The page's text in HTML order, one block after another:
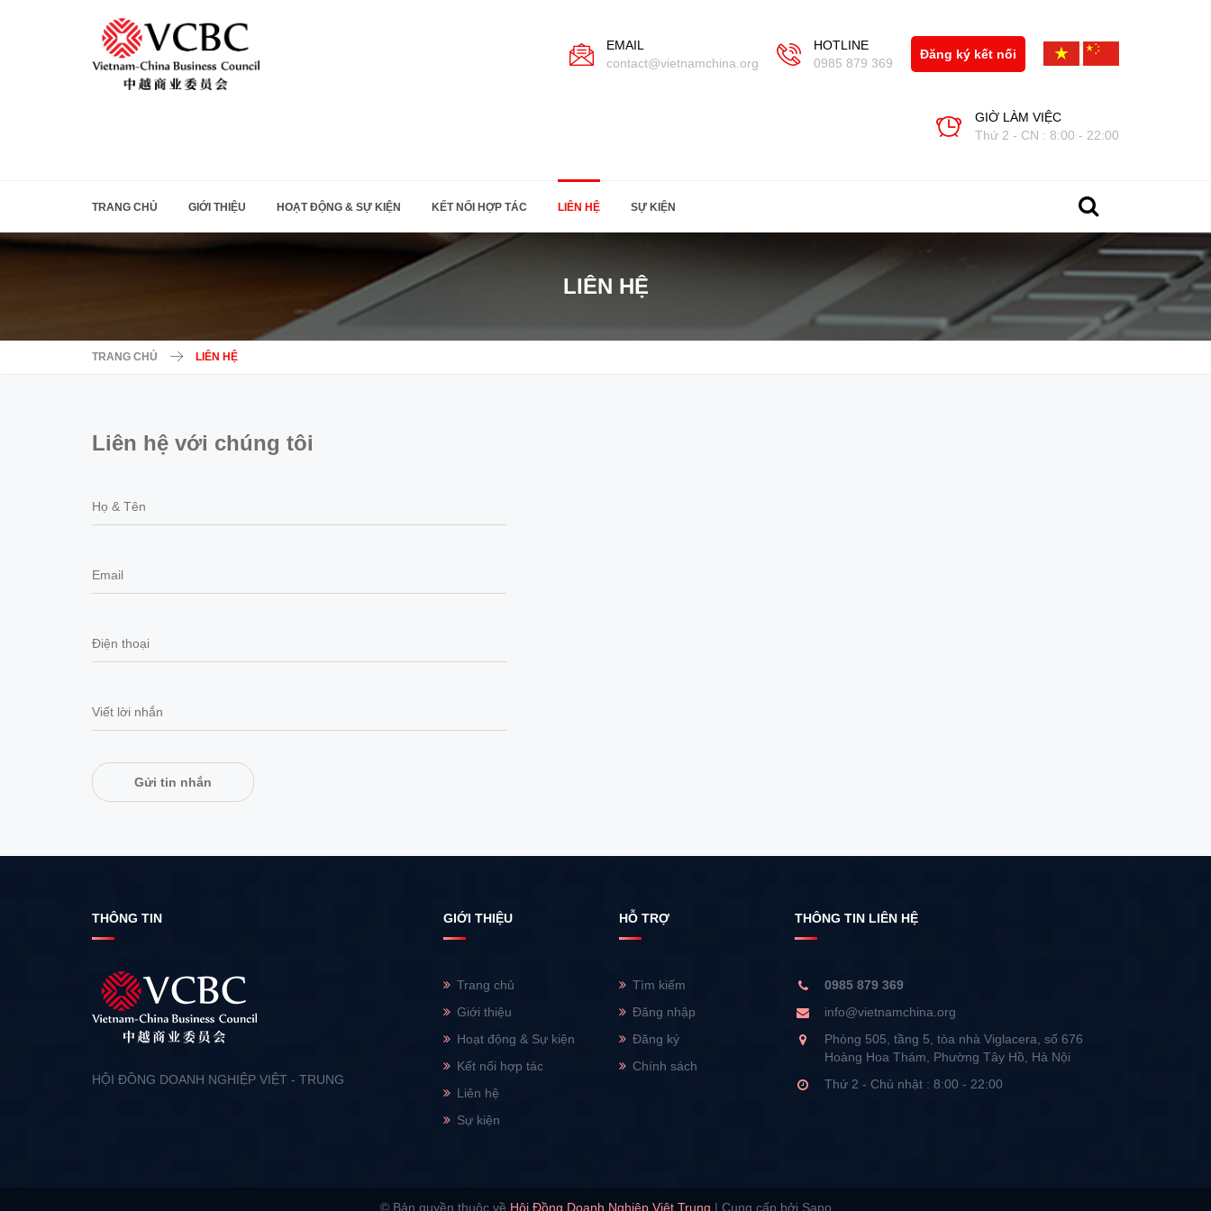
Đăng ký kết nối
HOTLINE
0985 879 369
EMAIL
contact@vietnamchina.org
GIỜ LÀM VIỆC
Thứ 2 - CN : 8:00 - 22:00
TRANG CHỦ GIỚI THIỆU HOẠT ĐỘNG & SỰ KIỆN KẾT NỐI HỢP TÁC LIÊN HỆ SỰ KIỆN
LIÊN HỆ
TRANG CHỦ LIÊN HỆ
Liên hệ với chúng tôi
Gửi tin nhắn
THÔNG TIN
HỘI ĐỒNG DOANH NGHIỆP VIỆT - TRUNG
GIỚI THIỆU
Trang chủ
Giới thiệu
Hoạt động & Sự kiện
Kết nối hợp tác
Liên hệ
Sự kiện
HỖ TRỢ
Tìm kiếm
Đăng nhập
Đăng ký
Chính sách
THÔNG TIN LIÊN HỆ
0985 879 369
info@vietnamchina.org
Phòng 505, tầng 5, tòa nhà Viglacera, số 676
Hoàng Hoa Thám, Phường Tây Hồ, Hà Nội
Thứ 2 - Chủ nhật : 8:00 - 22:00
© Bản quyền thuộc về Hội Đồng Doanh Nghiệp Việt Trung | Cung cấp bởi Sapo